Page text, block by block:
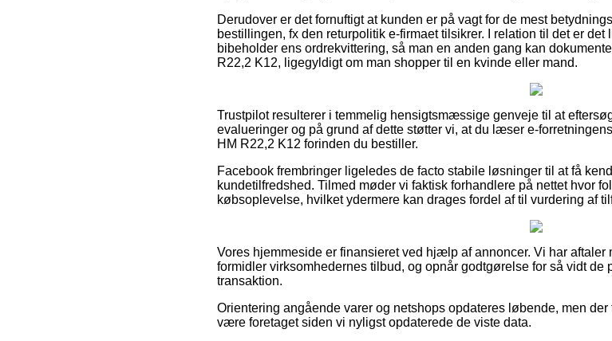
Derudover er det fornuftigt at kunden er på vagt for de mest
bestillingen, fx den returpolitik e-firmaet tilsikrer. I relation til det er
bibeholder ens ordrekvittering, så man en anden gang kan
R22,2 K12, ligegyldigt om man shopper til en kvinde eller mand.
Trustpilot resulterer i temmelig hensigtsmæssige genveje til at
evalueringer og på grund af dette støtter vi, at du læser e-
HM R22,2 K12 forinden du bestiller.
Facebook frembringer ligeledes de facto stabile løsninger til at få
kundetilfredshed. Tilmed møder vi faktisk forhandlere på nettet hvor
købsoplevelse, hvilket ydermere kan drages fordel af til vurdering af
Vores hjemmeside er finansieret ved hjælp af annoncer. Vi har aftaler
formidler virksomhedernes tilbud, og opnår godtgørelse for så vidt de
transaktion.
Orientering angående varer og netshops opdateres løbende, men
være foretaget siden vi nyligst opdaterede de viste data.